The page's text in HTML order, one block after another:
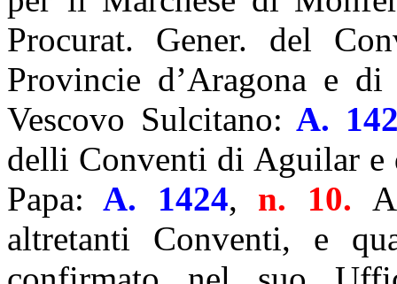
Procurat. Gener. del
Provincie d’Aragona e di
Vescovo Sulcitano: A.
delli Conventi di Aguilar e
Papa: A. 1424, n. 10.
altretanti Conventi, e